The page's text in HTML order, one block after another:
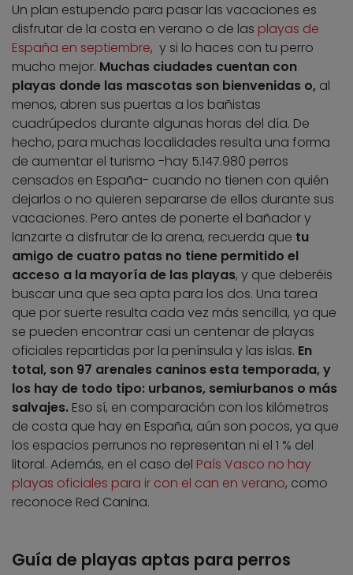
Un plan estupendo para pasar las vacaciones es
disfrutar de la costa en verano o de las playas de
España en septiembre, y si lo haces con tu perro
mucho mejor. Muchas ciudades cuentan con
playas donde las mascotas son bienvenidas o, al
menos, abren sus puertas a los bañistas
cuadrúpedos durante algunas horas del día. De
hecho, para muchas localidades resulta una forma
de aumentar el turismo -hay 5.147.980 perros
censados en España- cuando no tienen con quién
dejarlos o no quieren separarse de ellos durante sus
vacaciones. Pero antes de ponerte el bañador y
lanzarte a disfrutar de la arena, recuerda que tu
amigo de cuatro patas no tiene permitido el
acceso a la mayoría de las playas, y que deberéis
buscar una que sea apta para los dos. Una tarea
que por suerte resulta cada vez más sencilla, ya que
se pueden encontrar casi un centenar de playas
oficiales repartidas por la península y las islas. En
total, son 97 arenales caninos esta temporada, y
los hay de todo tipo: urbanos, semiurbanos o más
salvajes. Eso sí, en comparación con los kilómetros
de costa que hay en España, aún son pocos, ya que
los espacios perrunos no representan ni el 1 % del
litoral. Además, en el caso del País Vasco no hay
playas oficiales para ir con el can en verano, como
reconoce Red Canina.
Guía de playas aptas para perros